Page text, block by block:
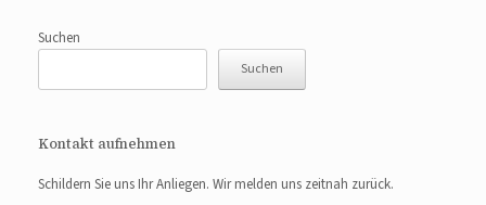
Suchen
Suchen
Kontakt aufnehmen
Schildern Sie uns Ihr Anliegen. Wir melden uns zeitnah zurück.